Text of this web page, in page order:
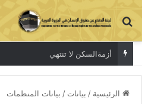
بحث عن
أزمةالسكن لا تنتهي
الرئيسية / بيانات / بيانات المنظمات